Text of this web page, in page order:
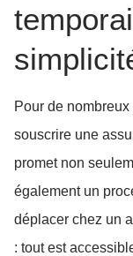
Pour de
souscrire une
promet non
également un
déplacer chez un
: tout est